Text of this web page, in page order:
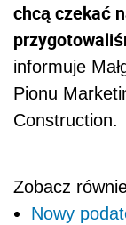
chcą czekać
informuje
Pionu
Construction.
Zobacz
Nowy